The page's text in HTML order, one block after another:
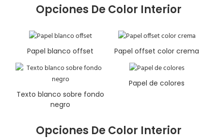
Opciones De Color Interior
Papel blanco offset Papel offset color crema
Texto blanco sobre fondo
negro
Papel de colores
Opciones De Color Interior